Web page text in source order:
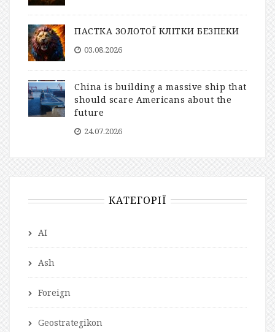
ПАСТКА ЗОЛОТОЇ КЛІТКИ БЕЗПЕКИ
03.08.2026
China is building a massive ship that
should scare Americans about the
future
24.07.2026
КАТЕГОРІЇ
AI
Ash
Foreign
Geostrategikon